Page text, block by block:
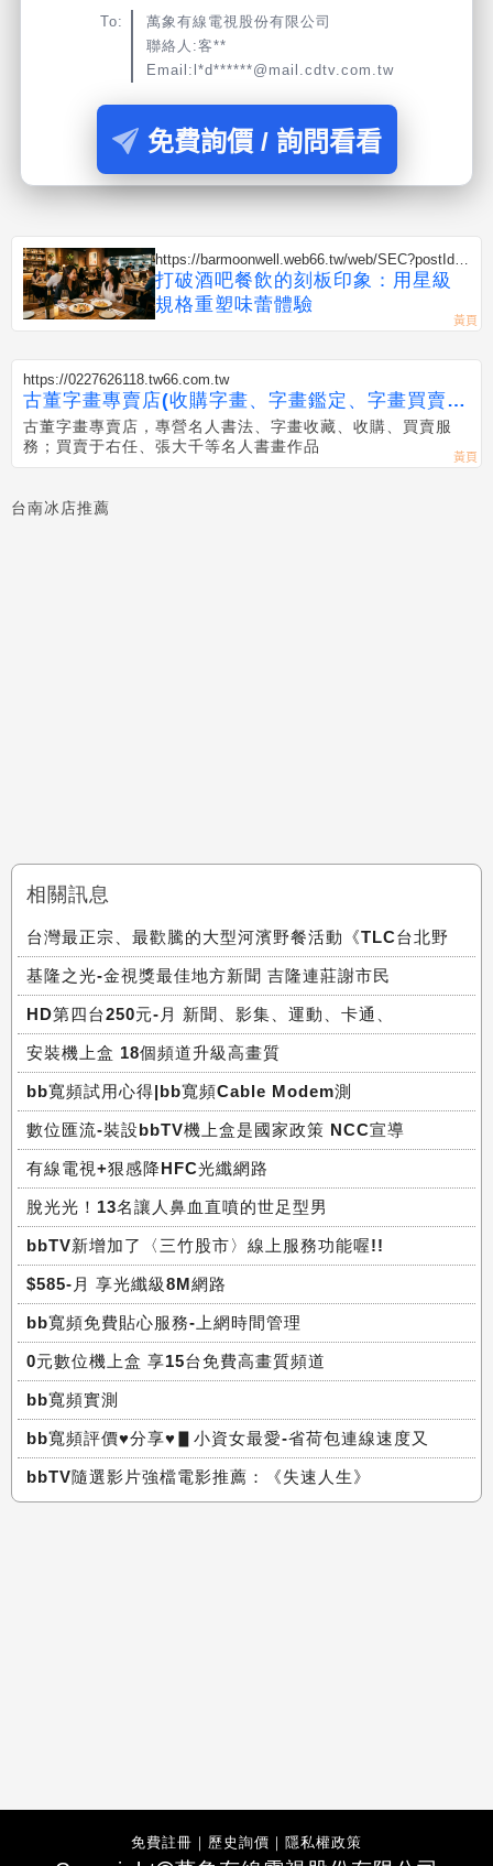
To:
萬象有線電視股份有限公司
聯絡人:客**
Email:l*d******@mail.cdtv.com.tw
免費詢價 / 詢問看看
https://barmoonwell.web66.tw/web/SEC?postId=
1354702
打破酒吧餐飲的刻板印象：用星級
規格重塑味蕾體驗
https://0227626118.tw66.com.tw
古董字畫專賣店(收購字畫、字畫鑑定、字畫買賣、
于右任,張大千字畫買賣免費估價
古董字畫專賣店，專營名人書法、字畫收藏、收購、買賣服
務；買賣于右任、張大千等名人書畫作品
台南冰店推薦
相關訊息
台灣最正宗、最歡騰的大型河濱野餐活動《TLC台北野
基隆之光-金視獎最佳地方新聞 吉隆連莊謝市民
HD第四台250元-月 新聞、影集、運動、卡通、
安裝機上盒 18個頻道升級高畫質
bb寬頻試用心得|bb寬頻Cable Modem測
數位匯流-裝設bbTV機上盒是國家政策 NCC宣導
有線電視+狠感降HFC光纖網路
脫光光！13名讓人鼻血直噴的世足型男
bbTV新增加了〈三竹股市〉線上服務功能喔!!
$585-月 享光纖級8M網路
bb寬頻免費貼心服務-上網時間管理
0元數位機上盒 享15台免費高畫質頻道
bb寬頻實測
bb寬頻評價♥分享♥▋小資女最愛-省荷包連線速度又
bbTV隨選影片強檔電影推薦：《失速人生》
免費註冊 ｜ 歷史詢價 ｜ 隱私權政策